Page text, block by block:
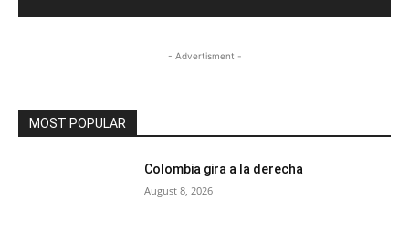
- Advertisment -
MOST POPULAR
Colombia gira a la derecha
August 8, 2026